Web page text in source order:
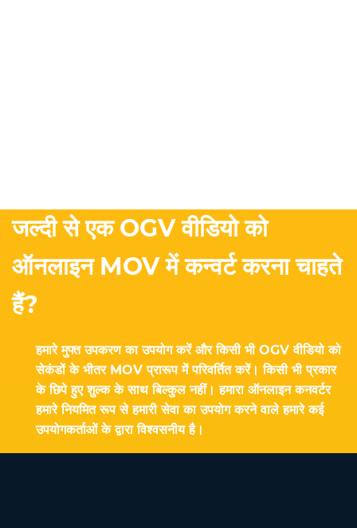
जल्दी से एक OGV वीडियो को
ऑनलाइन MOV में कन्वर्ट करना चाहते
हैं?
हमारे मुफ्त उपकरण का उपयोग करें और किसी भी OGV वीडियो को
सेकंडों के भीतर MOV प्रारूप में परिवर्तित करें। किसी भी प्रकार
के छिपे हुए शुल्क के साथ बिल्कुल नहीं। हमारा ऑनलाइन कनवर्टर
हमारे नियमित रूप से हमारी सेवा का उपयोग करने वाले हमारे कई
उपयोगकर्ताओं के द्वारा विश्वसनीय है।